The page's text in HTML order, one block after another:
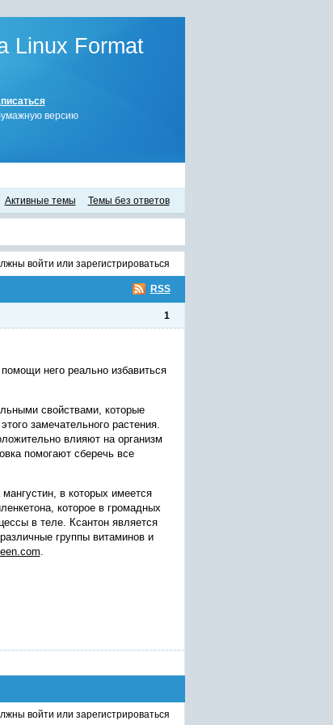
Linux Format
версию
Активные темы Темы без ответов
войти или зарегистрироваться
RSS
1
него реально избавиться
свойствами, которые
замечательного растения.
влияют на организм
помогают сберечь все
в которых имеется
которое в громадных
в теле. Ксантон является
группы витаминов и
.
войти или зарегистрироваться